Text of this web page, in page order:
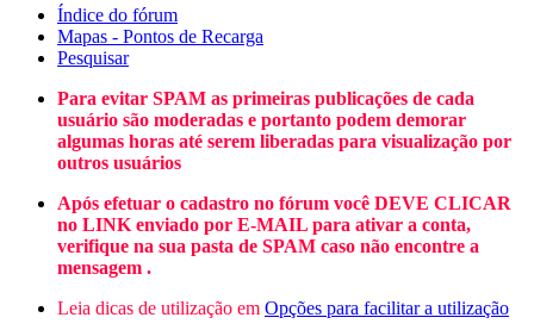
Índice do fórum
Mapas - Pontos de Recarga
Pesquisar
Para evitar SPAM as primeiras publicações de cada
usuário são moderadas e portanto podem demorar
algumas horas até serem liberadas para visualização por
outros usuários
Após efetuar o cadastro no fórum você DEVE CLICAR
no LINK enviado por E-MAIL para ativar a conta,
verifique na sua pasta de SPAM caso não encontre a
mensagem .
Leia dicas de utilização em Opções para facilitar a utilização